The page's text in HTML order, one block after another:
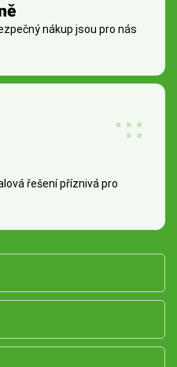
nákup jsou pro nás
řešení příznivá pro